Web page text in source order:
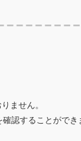
ません。
認することができ